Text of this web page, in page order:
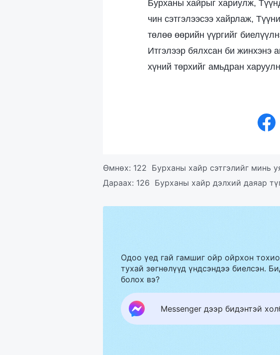
Бурханы хайрыг хариулж,
чин сэтгэлээсээ хайрлаж,
төлөө өөрийн үүргийг
Итгэлээр бялхсан би жинхэнэ
хүний төрхийг амьдран
Өмнөх: 122 Бурханы хайр сэтгэлийг минь
Дараах: 126 Бурханы хайр дэлхий даяар
Одоо үед гай гамшиг ойр ойрхон
тухай зөгнөлүүд үндсэндээ биелсэн.
болох вэ?
Messenger дээр бидэнтэй